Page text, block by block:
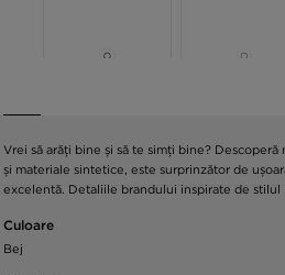
Vrei să arăți bine și să te simți bine?
și materiale sintetice, este surprinzător de
excelentă. Detaliile brandului inspirate de stilul
Culoare
Bej